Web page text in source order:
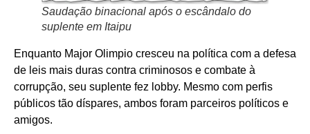
Saudação binacional após o escândalo do
suplente em Itaipu
Enquanto Major Olimpio cresceu na política com a defesa
de leis mais duras contra criminosos e combate à
corrupção, seu suplente fez lobby. Mesmo com perfis
públicos tão díspares, ambos foram parceiros políticos e
amigos.